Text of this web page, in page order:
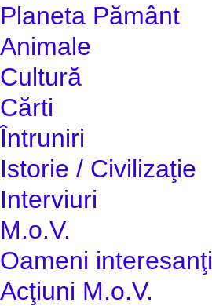
Planeta Pământ
Animale
Cultură
Cărti
Întruniri
Istorie / Civilizaţie
Interviuri
M.o.V.
Oameni interesanţi
Acţiuni M.o.V.